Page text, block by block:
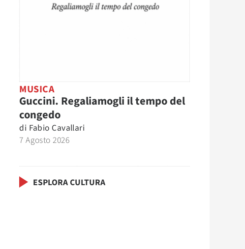
MUSICA
Guccini. Regaliamogli il tempo del
congedo
di Fabio Cavallari
7 Agosto 2026
ESPLORA CULTURA